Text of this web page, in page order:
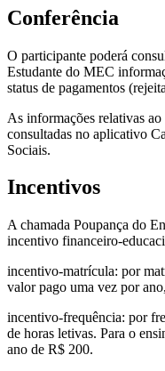
Conferência
O participante poderá
Estudante do MEC
status de pagamentos
As informações relativas
consultadas no aplicativo
Sociais.
Incentivos
A chamada Poupança do
incentivo financeiro-
incentivo-matrícula: por
valor pago uma vez por
incentivo-frequência: por
de horas letivas. Para o
ano de R$ 200.